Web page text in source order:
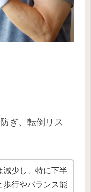
ぎ、転倒リス
減少し、特に下半
歩行やバランス能